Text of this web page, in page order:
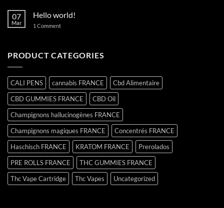
07
Mar
Hello world!
1 Commenton
PRODUCT CATEGORIES
CALI PENS cannabis FRANCE
Cbd Alimentaire
CBD GUMMIES FRANCE
CBD Oil
Champignons hallucinogènes FRANCE
Champignons magiques FRANCE
Concentrés FRANCE
Haschisch FRANCE
KRATOM FRANCE
Prerolados
PRE ROLLS FRANCE
THC GUMMIES FRANCE
Thc Vape Cartridge
Thc Vapes Uncategorized